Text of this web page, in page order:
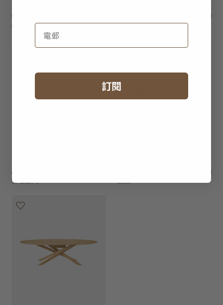
whitebird 兩抽屜書
桌
屜
HK$17,450
oscar 書桌連電線
管理空間
HK$13,950
訂閱